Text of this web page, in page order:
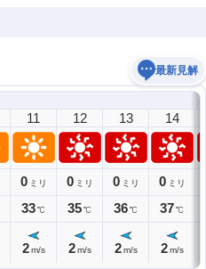
最新見解
11
0 ミリ
33℃
2 m/s
12
0 ミリ
35℃
2 m/s
13
0 ミリ
36℃
2 m/s
14
0 ミリ
37℃
2 m/s